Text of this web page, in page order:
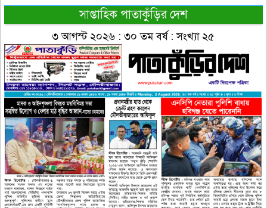
সাপ্তাহিক পাতাকুঁড়ির দেশ
৩ আগস্ট ২০২৬ : ৩০ তম বর্ষ : সংখ্যা ২৫